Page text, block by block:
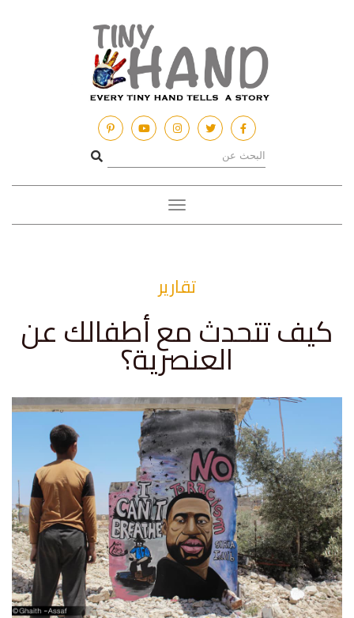
Toggle
navigation
تقارير
كيف تتحدث مع أطفالك عن
العنصرية؟